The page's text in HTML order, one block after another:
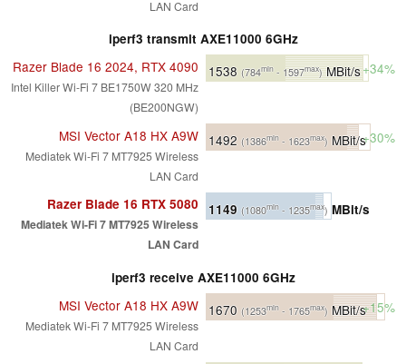
LAN Card
iperf3 transmit AXE11000 6GHz
Razer Blade 16 2024, RTX 4090
Intel Killer Wi-Fi 7 BE1750W 320 MHz
(BE200NGW)
1538 (784min - 1597max)MBit/s+34%
MSI Vector A18 HX A9W
Mediatek Wi-Fi 7 MT7925 Wireless
LAN Card
1492 (1386min - 1623max) MBit/s+30%
Razer Blade 16 RTX 5080
Mediatek Wi-Fi 7 MT7925 Wireless
LAN Card
1149 (1080min - 1235max) MBit/s
iperf3 receive AXE11000 6GHz
MSI Vector A18 HX A9W
Mediatek Wi-Fi 7 MT7925 Wireless
LAN Card
1670 (1253min - 1765max) MBit/s+15%